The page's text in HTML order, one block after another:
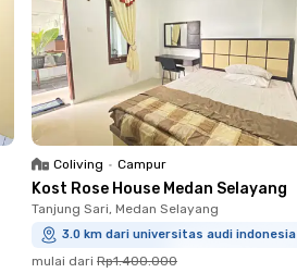
Coliving • Campur
Kost Rose House Medan Selayang
Tanjung Sari, Medan Selayang
3.0 km dari universitas audi indonesia
mulai dari Rp1.400.000